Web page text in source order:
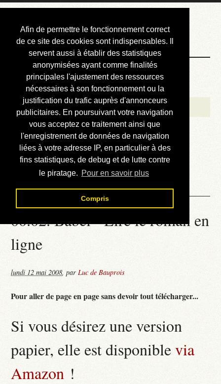
Afin de permettre le fonctionnement correct
de ce site des cookies sont indispensables. Il
servent aussi à établir des statistiques
anonymisées ayant comme finalités
principales l'ajustement des ressources
nécessaires à son fonctionnement ou la
justification du trafic auprès d'annonceurs
publicitaires. En poursuivant votre navigation
vous acceptez ce traitement ainsi que
l'enregistrement de données de navigation
liées à votre adresse IP, en particulier à des
fins statistiques, de debug et de lutte contre
le piratage. Pour en savoir plus
Compris
Courbis, « LE »
Blog Officiel
Bienvenue
Réalisations
Divers (et d’été)
Annonces
Liens externes
Téléchargement
Contact
00.02. Babel - Lire le roman en
ligne
lundi 12 mai 2008,parLuc de Bauprois
Pour aller de page en page sans devoir tout télécharger...
Si vous désirez une version
papier, elle est disponiblevia
Amazon !